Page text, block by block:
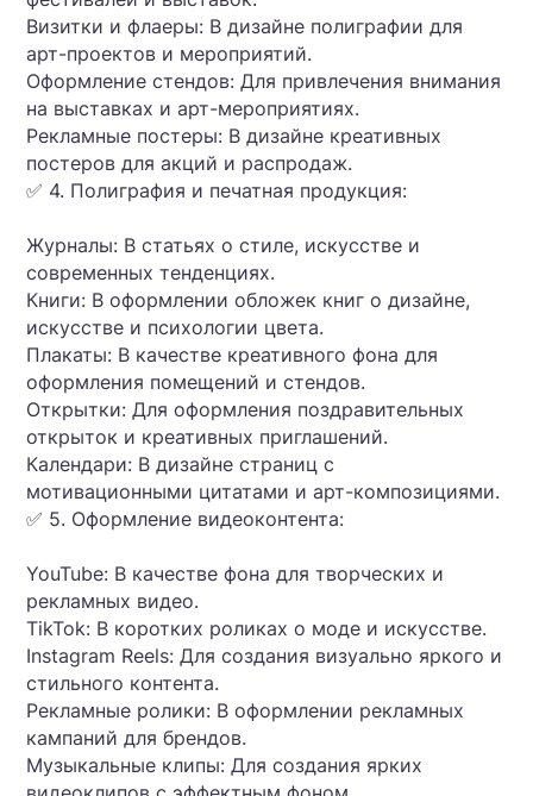
Визитки и флаеры: В дизайне полиграфии для
арт-проектов и мероприятий.
Оформление стендов: Для привлечения внимания
на выставках и арт-мероприятиях.
Рекламные постеры: В дизайне креативных
постеров для акций и распродаж.
✅ 4. Полиграфия и печатная продукция:
Журналы: В статьях о стиле, искусстве и
современных тенденциях.
Книги: В оформлении обложек книг о дизайне,
искусстве и психологии цвета.
Плакаты: В качестве креативного фона для
оформления помещений и стендов.
Открытки: Для оформления поздравительных
открыток и креативных приглашений.
Календари: В дизайне страниц с
мотивационными цитатами и арт-композициями.
✅ 5. Оформление видеоконтента:
YouTube: В качестве фона для творческих и
рекламных видео.
TikTok: В коротких роликах о моде и искусстве.
Instagram Reels: Для создания визуально яркого и
стильного контента.
Рекламные ролики: В оформлении рекламных
кампаний для брендов.
Музыкальные клипы: Для создания ярких